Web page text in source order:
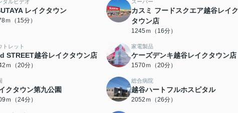
タルビデオ
レイクタウン
ｍ（15分）
スーパー
カスミ フードスクエア越谷レイク
タウン店
1245ｍ（16分）
トレット
STREET越谷レイクタウン店
ｍ（20分）
家電製品
ケーズデンキ越谷レイクタウン店
1570ｍ（20分）
クタウン第九公園
ｍ（24分）
総合病院
越谷ハートフルホスピタル
2052ｍ（26分）